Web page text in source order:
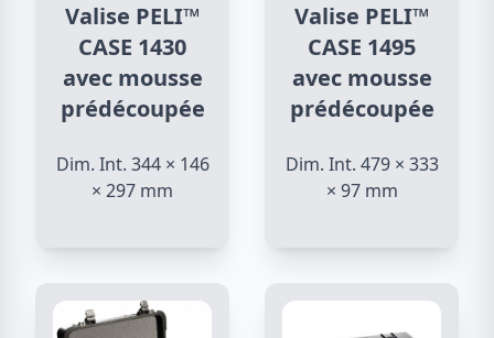
Valise PELI™
CASE 1430
avec mousse
prédécoupée
Dim. Int. 344 × 146
× 297 mm
Valise PELI™
CASE 1495
avec mousse
prédécoupée
Dim. Int. 479 × 333
× 97 mm